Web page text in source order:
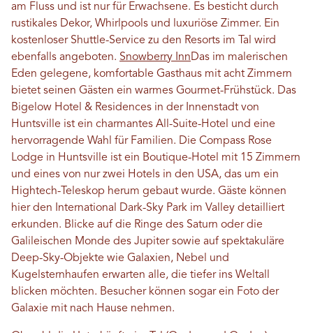
am Fluss und ist nur für Erwachsene. Es besticht durch
rustikales Dekor, Whirlpools und luxuriöse Zimmer. Ein
kostenloser Shuttle-Service zu den Resorts im Tal wird
ebenfalls angeboten. Snowberry InnDas im malerischen
Eden gelegene, komfortable Gasthaus mit acht Zimmern
bietet seinen Gästen ein warmes Gourmet-Frühstück. Das
Bigelow Hotel & Residences in der Innenstadt von
Huntsville ist ein charmantes All-Suite-Hotel und eine
hervorragende Wahl für Familien. Die Compass Rose
Lodge in Huntsville ist ein Boutique-Hotel mit 15 Zimmern
und eines von nur zwei Hotels in den USA, das um ein
Hightech-Teleskop herum gebaut wurde. Gäste können
hier den International Dark-Sky Park im Valley detailliert
erkunden. Blicke auf die Ringe des Saturn oder die
Galileischen Monde des Jupiter sowie auf spektakuläre
Deep-Sky-Objekte wie Galaxien, Nebel und
Kugelsternhaufen erwarten alle, die tiefer ins Weltall
blicken möchten. Besucher können sogar ein Foto der
Galaxie mit nach Hause nehmen.